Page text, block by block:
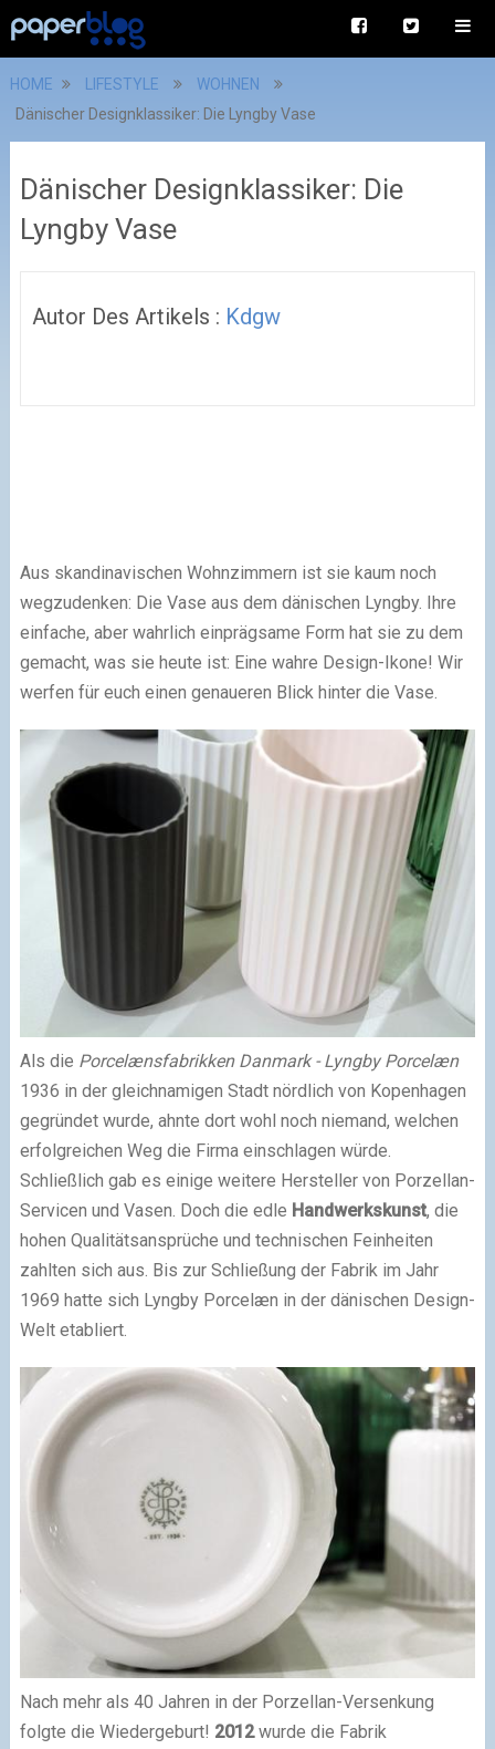
HOME LIFESTYLE
WOHNEN
Dänischer Designklassiker: Die Lyngby Vase
Dänischer Designklassiker: Die
Lyngby Vase
Autor Des Artikels : Kdgw
Aus skandinavischen Wohnzimmern ist sie kaum noch
wegzudenken: Die Vase aus dem dänischen Lyngby. Ihre
einfache, aber wahrlich einprägsame Form hat sie zu dem
gemacht, was sie heute ist: Eine wahre Design-Ikone! Wir
werfen für euch einen genaueren Blick hinter die Vase.
Als die Porcelænsfabrikken Danmark - Lyngby Porcelæn
1936 in der gleichnamigen Stadt nördlich von Kopenhagen
gegründet wurde, ahnte dort wohl noch niemand, welchen
erfolgreichen Weg die Firma einschlagen würde.
Schließlich gab es einige weitere Hersteller von Porzellan-
Servicen und Vasen. Doch die edle Handwerkskunst, die
hohen Qualitätsansprüche und technischen Feinheiten
zahlten sich aus. Bis zur Schließung der Fabrik im Jahr
1969 hatte sich Lyngby Porcelæn in der dänischen Design-
Welt etabliert.
Nach mehr als 40 Jahren in der Porzellan-Versenkung
folgte die Wiedergeburt! 2012wurde die Fabrik